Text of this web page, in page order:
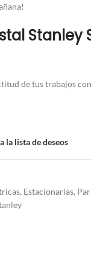
Stanley
de tus trabajos
la lista de deseos
, Estacionarias,